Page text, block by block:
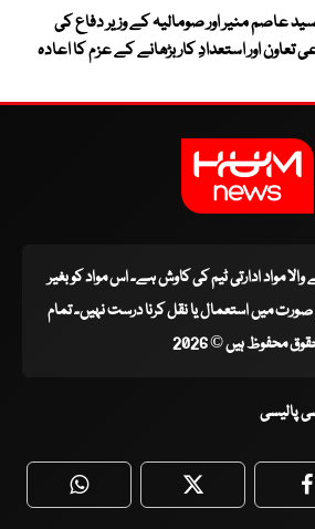
عاصم منیر اور صومالیہ کے وزیر دفاع کی
تعاون اور استعدادِ کار بڑھانے کے عزم کا اعادہ
والا مواد ادارتی ٹیم کی کاوش ہے۔ اس مواد کو بغیر
میں استعمال یا نقل کرنا درست نہیں۔ تمام
محفوظ ہیں © 2026
پالیسی
WhatsApp Twitter